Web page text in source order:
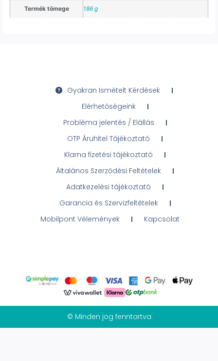
Termék tömege 186 g
Gyakran Ismételt Kérdések
Elérhetőségeink
Probléma jelentés / Elállás
OTP Áruhitel Tájékoztató
Klarna fizetési tájékoztató
Általános Szerződési Feltételek
Adatkezelési tájékoztató
Garancia és Szervizfeltételek
Mobilpont Vélemények
Kapcsolat
© Minden jog fenntartva